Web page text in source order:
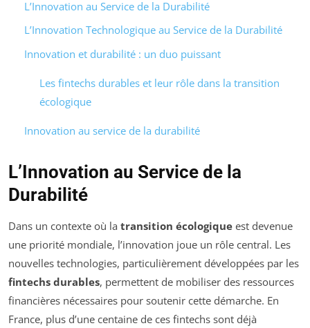
L’Innovation au Service de la Durabilité
L’Innovation Technologique au Service de la Durabilité
Innovation et durabilité : un duo puissant
Les fintechs durables et leur rôle dans la transition
écologique
Innovation au service de la durabilité
L’Innovation au Service de la
Durabilité
Dans un contexte où la transition écologique est devenue
une priorité mondiale, l’innovation joue un rôle central. Les
nouvelles technologies, particulièrement développées par les
fintechs durables, permettent de mobiliser des ressources
financières nécessaires pour soutenir cette démarche. En
France, plus d’une centaine de ces fintechs sont déjà